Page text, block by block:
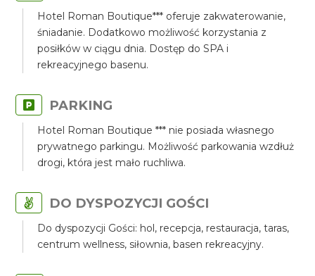
Hotel Roman Boutique*** oferuje zakwaterowanie,
śniadanie. Dodatkowo możliwość korzystania z
posiłków w ciągu dnia. Dostęp do SPA i
rekreacyjnego basenu.
PARKING
Hotel Roman Boutique *** nie posiada własnego
prywatnego parkingu. Możliwość parkowania wzdłuż
drogi, która jest mało ruchliwa.
DO DYSPOZYCJI GOŚCI
Do dyspozycji Gości: hol, recepcja, restauracja, taras,
centrum wellness, siłownia, basen rekreacyjny.